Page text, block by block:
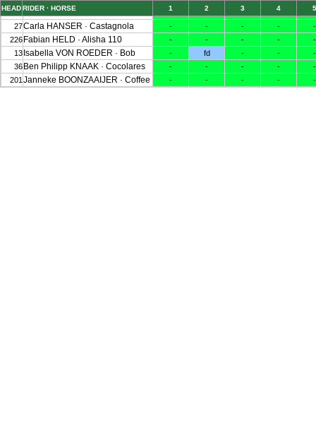
HEADRIDER · HORSE 1 2 3 4 5
115 Alina DIBOWSKI · Little Princess - - - -
-
27Carla HANSER · Castagnola - - - -
-
226 Fabian HELD · Alisha 110 - - - -
-
13 Isabella VON ROEDER · Bob - fd - -
-
36 Ben Philipp KNAAK · Cocolares - - - -
-
201 Janneke BOONZAAIJER · Coffee Ijs - - - -
-